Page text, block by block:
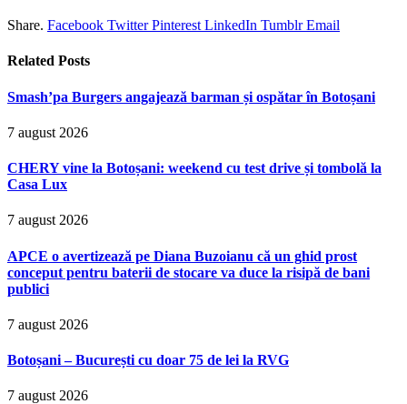
Share. Facebook Twitter Pinterest LinkedIn Tumblr Email
Related Posts
Smash’pa Burgers angajează barman și ospătar în Botoșani
7 august 2026
CHERY vine la Botoșani: weekend cu test drive și tombolă la
Casa Lux
7 august 2026
APCE o avertizează pe Diana Buzoianu că un ghid prost
conceput pentru baterii de stocare va duce la risipă de bani
publici
7 august 2026
Botoșani – București cu doar 75 de lei la RVG
7 august 2026